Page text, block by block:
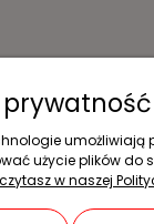
Jak
użycie plików do
w naszej